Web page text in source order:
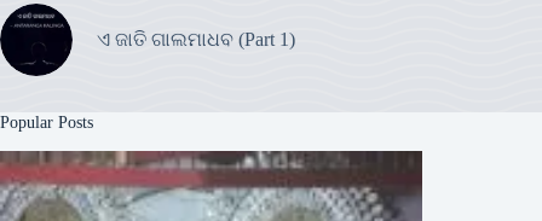
ଏ ଜାତି ଗାଲମାଧବ (Part 1)
Popular Posts